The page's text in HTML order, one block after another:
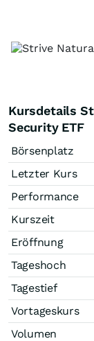
Kursdetails
Security ETF
Börsenplatz
Letzter Kurs
Performance
Kurszeit
Eröffnung
Tageshoch
Tagestief
Vortageskurs
Volumen